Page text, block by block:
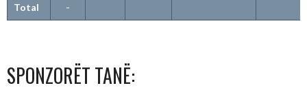
Total -
SPONZORËT TANË: